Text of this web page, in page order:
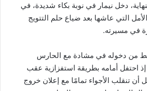
دخل نيمار في نوبة بكاء شديدة، في
التي عاشها بعد ضياع حلم التتويج
في مسيرته.
من دخوله في مشادة مع الحارس
إذ احتفل أمامه بطريقة استفزازية عقب
أن تنقلب الأجواء تمامًا مع إعلان خروج